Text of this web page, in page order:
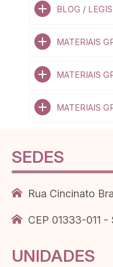
BLOG /
MATERIAIS
MATERIAIS
MATERIAIS
SEDES
Rua Cincinato
CEP 01333-011
UNIDADES